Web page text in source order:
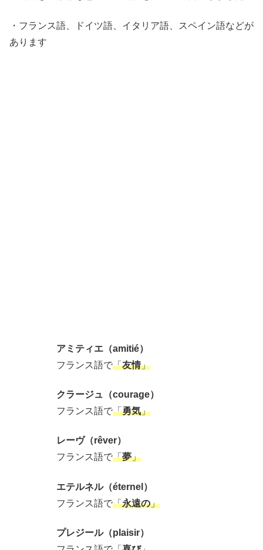
・フランス語、ドイツ語、イタリア語、スペイン語などが
あります
アミティエ（amitié）
フランス語で「友情」
クラージュ（courage）
フランス語で「勇気」
レーヴ（rêver）
フランス語で「夢」
エテルネル（éternel）
フランス語で「永遠の」
プレジール（plaisir）